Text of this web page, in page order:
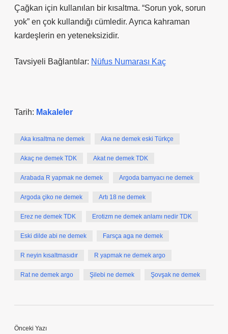
Çağkan için kullanılan bir kısaltma. “Sorun yok, sorun
yok” en çok kullandığı cümledir. Ayrıca kahraman
kardeşlerin en yeteneksizidir.
Tavsiyeli Bağlantılar: Nüfus Numarası Kaç
Tarih: Makaleler
Aka kısaltma ne demek Aka ne demek eski Türkçe
Akaç ne demek TDK Akat ne demek TDK
Arabada R yapmak ne demek Argoda bamyacı ne demek
Argoda çiko ne demek Artı 18 ne demek
Erez ne demek TDK Erotizm ne demek anlamı nedir TDK
Eski dilde abi ne demek Farsça aga ne demek
R neyin kısaltmasıdır R yapmak ne demek argo
Rat ne demek argo Şilebi ne demek Şovşak ne demek
Önceki Yazı